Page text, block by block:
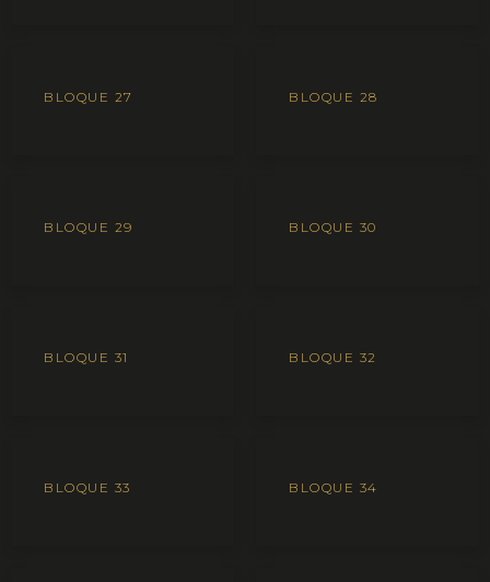
BLOQUE 27 BLOQUE 28
BLOQUE 29 BLOQUE 30
BLOQUE 31 BLOQUE 32
BLOQUE 33 BLOQUE 34